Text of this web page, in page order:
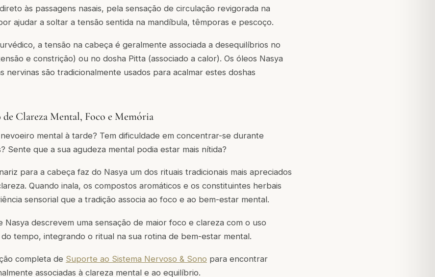
às passagens nasais, pela sensação de circulação revigorada na
ajudar a soltar a tensão sentida na mandíbula, têmporas e pescoço.
a tensão na cabeça é geralmente associada a desequilíbrios no
e constrição) ou no dosha Pitta (associado a calor). Os óleos Nasya
nervinas são tradicionalmente usados para acalmar estes doshas
de Clareza Mental, Foco e Memória
mental à tarde? Tem dificuldade em concentrar-se durante
Sente que a sua agudeza mental podia estar mais nítida?
para a cabeça faz do Nasya um dos rituais tradicionais mais apreciados
Quando inala, os compostos aromáticos e os constituintes herbais
sensorial que a tradição associa ao foco e ao bem-estar mental.
Nasya descrevem uma sensação de maior foco e clareza com o uso
tempo, integrando o ritual na sua rotina de bem-estar mental.
completa de Suporte ao Sistema Nervoso & Sono para encontrar
associadas à clareza mental e ao equilíbrio.